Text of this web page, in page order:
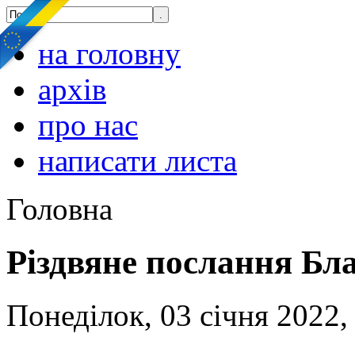
на головну
архів
про нас
написати листа
Головна
Різдвяне послання
Понеділок, 03 січня